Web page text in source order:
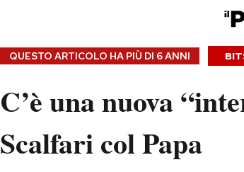
QUESTO ARTICOLO HA PIÙ DI 6 ANNI
C’è una nuova
Scalfari col Papa